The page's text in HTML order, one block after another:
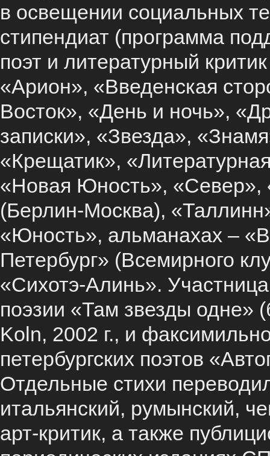
в освещении социальных
стипендиат (программа
поэт и литературный
«Арион», «Введенская
Восток», «День и ночь»,
записки», «Звезда»,
«Крещатик»,
«Новая Юность», «Север»,
(Берлин-Москва),
«Юность», альманахах –
Петербург» (Всемирного
«Сихотэ-Алинь».
поэзии «Там звезды одне»
Koln, 2002 г., и
петербургских поэтов
Отдельные стихи
итальянский, румынский,
арт-критик, а также